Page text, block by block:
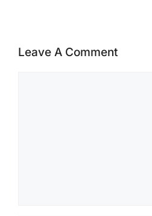
Leave A Comment